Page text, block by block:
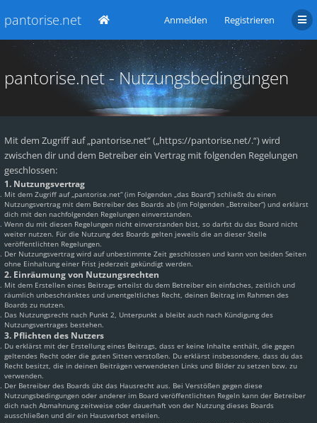
pantorise.net Anmelden Registrieren
pantorise.net - Nutzungsbedingungen
Mit dem Zugriff auf „pantorise.net“ („https://pantorise.net/.“) wird
zwischen dir und dem Betreiber ein Vertrag mit folgenden Regelungen
geschlossen:
1. Nutzungsvertrag
Mit dem Zugriff auf „pantorise.net“ (im Folgenden „das Board“) schließt du einen
Nutzungsvertrag mit dem Betreiber des Boards ab (im Folgenden „Betreiber“) und erklärst
dich mit den nachfolgenden Regelungen einverstanden.
Wenn du mit diesen Regelungen nicht einverstanden bist, so darfst du das Board nicht
weiter nutzen. Für die Nutzung des Boards gelten jeweils die an dieser Stelle
veröffentlichten Regelungen.
Der Nutzungsvertrag wird auf unbestimmte Zeit geschlossen und kann von beiden Seiten
ohne Einhaltung einer Frist jederzeit gekündigt werden.
2. Einräumung von Nutzungsrechten
Mit dem Erstellen eines Beitrags erteilst du dem Betreiber ein einfaches, zeitlich und
räumlich unbeschränktes und unentgeltliches Recht, deinen Beitrag im Rahmen des
Boards zu nutzen.
Das Nutzungsrecht nach Punkt 2, Unterpunkt a bleibt auch nach Kündigung des
Nutzungsvertrages bestehen.
3. Pflichten des Nutzers
Du erklärst mit der Erstellung eines Beitrags, dass er keine Inhalte enthält, die gegen
geltendes Recht oder die guten Sitten verstoßen. Du erklärst insbesondere, dass du das
Recht besitzt, die in deinen Beiträgen verwendeten Links und Bilder zu setzen bzw. zu
verwenden.
Der Betreiber des Boards übt das Hausrecht aus. Bei Verstößen gegen diese
Nutzungsbedingungen oder anderer im Board veröffentlichten Regeln kann der Betreiber
dich nach Abmahnung zeitweise oder dauerhaft von der Nutzung dieses Boards
ausschließen und dir ein Hausverbot erteilen.